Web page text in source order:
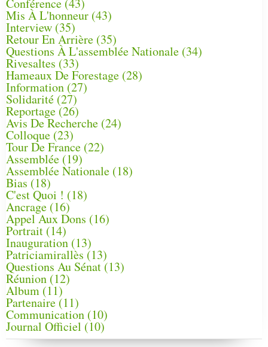
Mis À L'honneur (43)
Interview (35)
Retour En Arrière (35)
Questions À L'assemblée Nationale (34)
Rivesaltes (33)
Hameaux De Forestage (28)
Information (27)
Solidarité (27)
Reportage(26)
Avis De Recherche (24)
Colloque (23)
Tour De France (22)
Assemblée (19)
Assemblée Nationale (18)
Bias (18)
C'est Quoi ! (18)
Ancrage (16)
Appel Aux Dons (16)
Portrait (14)
Inauguration (13)
Patriciamirallès (13)
Questions Au Sénat(13)
Réunion (12)
Album (11)
Partenaire(11)
Communication (10)
Journal Officiel (10)